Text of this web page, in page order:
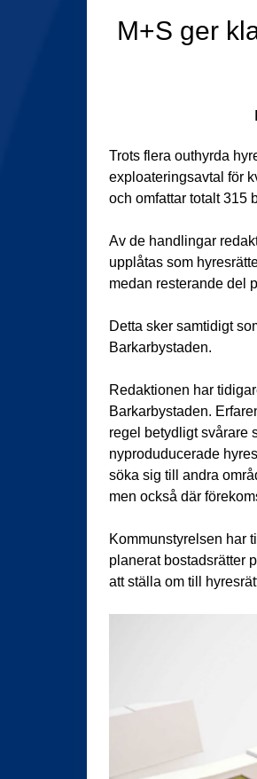
M+S ger
Trots flera outhyrda
exploateringsavtal för
och omfattar totalt 315
Av de handlingar
upplåtas som
medan resterande del
Detta sker samtidigt
Barkarbystaden.
Redaktionen har
Barkarbystaden.
regel betydligt svårare
nyproduducerade
söka sig till andra
men också där
Kommunstyrelsen har
planerat bostadsrätter
att ställa om till